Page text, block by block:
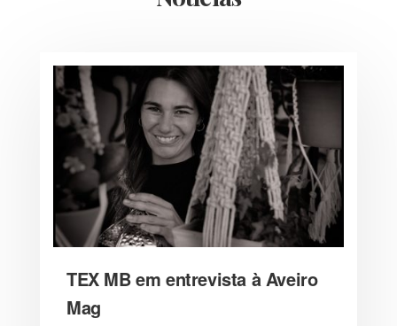
TEX MB em entrevista à Aveiro
Mag